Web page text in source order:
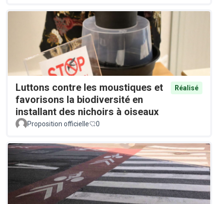
Luttons contre les moustiques et
favorisons la biodiversité en
installant des nichoirs à oiseaux
Réalisé
Proposition officielle 0